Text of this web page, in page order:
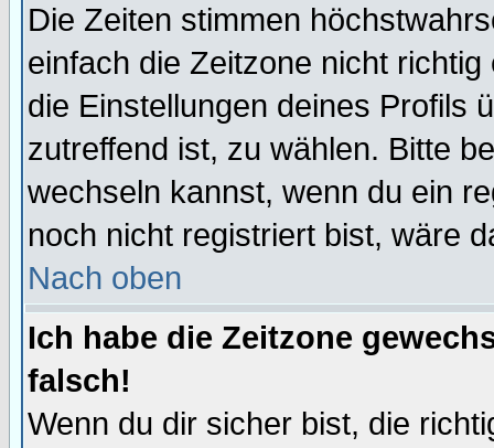
Die Zeiten stimmen
einfach die Zeitzone nicht
die Einstellungen deines Profils
zutreffend ist, zu wählen. Bitte
wechseln kannst, wenn du ein
noch nicht registriert bist, wäre
Nach oben
Ich habe die Zeitzone
falsch!
Wenn du dir sicher bist, die